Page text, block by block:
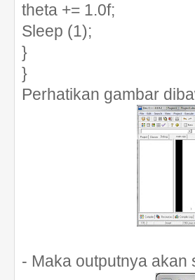
theta += 1.0f;
Sleep (1);
}
}
Perhatikan gambar
- Maka outputnya akan